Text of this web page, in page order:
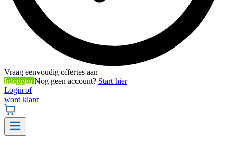
Vraag eenvoudig offertes aan
Inloggen Nog geen account? Start hier
Login of
word klant